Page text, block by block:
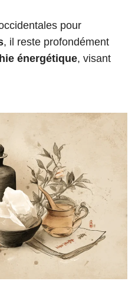
pour
, il reste profondément
énergétique, visant